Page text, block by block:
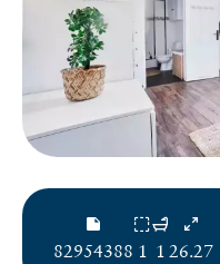
82954388 1 1 26.27